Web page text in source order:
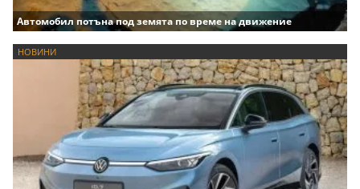
Автомобил потъна под земята по време на движение
НОВИНИ